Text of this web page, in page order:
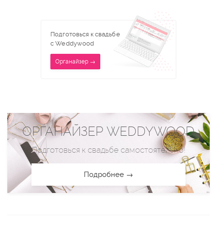
Подготовься к свадьбе
с Weddywood
Органайзер →
ОРГАНАЙЗЕР WEDDYWOOD
Подготовься к свадьбе самостоятельно!
Подробнее →